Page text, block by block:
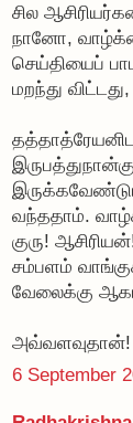
சில
நானோ,
செய்தியைப்
மறந்து
வந்ததாம்.
குரு!
சம்பளம்
வேலைக்கு
அவ்வளவுதான்!
6 September